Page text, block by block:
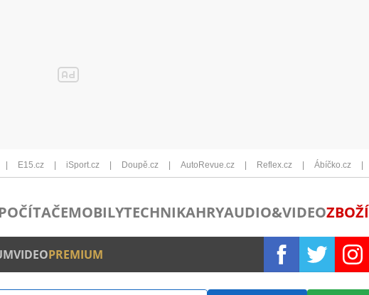
E15.cz iSport.cz Doupě.cz AutoRevue.cz Reflex.cz Ábíčko.cz
MOBILYTECHNIKAHRYAUDIO&VIDEOZBOŽÍ
VIDEOPREMIUM